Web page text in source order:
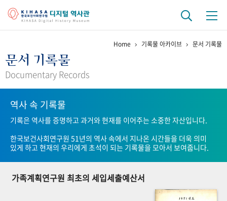
걸어온 길 기관 변천사
연구 역사
정책과 연구 키워드로 보는 연구 역사
연구자들
기록물 아카이브
사진 아카이브 문서 기록물 행정박물
Home 기록물 아카이브 문서 기록물
문서 기록물
Documentary Records
역사 속 기록물
기록은 역사를 증명하고 과거와 현재를 이어주는 소중한 자산입니다.
한국보건사회연구원 51년의 역사 속에서 지나온 시간들을 더욱 의미
있게 하고 현재의 우리에게 초석이 되는 기록물을 모아서 보여줍니다.
가족계획연구원 최초의 세입세출예산서